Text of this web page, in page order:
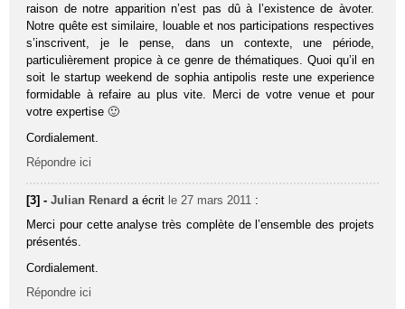
raison de notre apparition n’est pas dû à l’existence de àvoter.
Notre quête est similaire, louable et nos participations respectives
s’inscrivent, je le pense, dans un contexte, une période,
particulièrement propice à ce genre de thématiques. Quoi qu’il en
soit le startup weekend de sophia antipolis reste une experience
formidable à refaire au plus vite. Merci de votre venue et pour
votre expertise 🙂
Cordialement.
Répondre ici
[3] -Julian Renard a écrit le 27 mars 2011 :
Merci pour cette analyse très complète de l’ensemble des projets
présentés.
Cordialement.
Répondre ici